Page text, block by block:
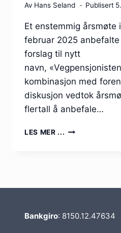
Av Hans Seland Publisert
Et enstemmig årsmøte
februar 2025
forslag til nytt
navn,
kombinasjon med
diskusjon vedtok
flertall å anbefale…
LES MER ... 18-
MEDLEM
Bankgiro: 8150.12.47634